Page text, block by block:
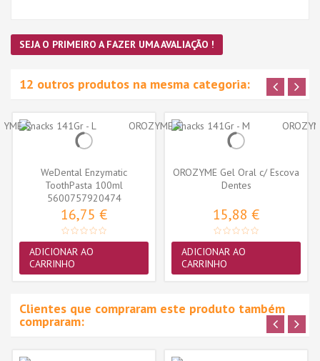
SEJA O PRIMEIRO A FAZER UMA AVALIAÇÃO !
12 outros produtos na mesma categoria:
WeDental Enzymatic
ToothPasta 100ml
5600757920474
16,75 €
ADICIONAR AO
CARRINHO
OROZYME Gel Oral c/ Escova
Dentes
15,88 €
ADICIONAR AO
CARRINHO
Clientes que compraram este produto também
compraram: